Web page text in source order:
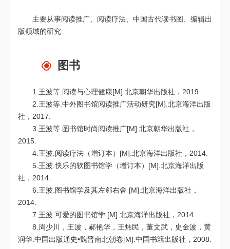
主要从事阅读推广、阅读疗法、中国古代读书图、编辑出
版领域的研究
图书
1.王波等.阅读与心理健康[M].北京朝华出版社，2019.
2.王波等.中外图书馆阅读推广活动研究[M].北京海洋出版
社，2017.
3.王波等.图书馆时尚阅读推广[M].北京朝华出版社，
2015.
4.王波.阅读疗法（增订本）[M].北京海洋出版社，2014.
5.王波.快乐的软图书馆学（增订本）[M].北京海洋出版
社，2014.
6.王波.图书馆学及其左邻右舍 [M].北京海洋出版社，
2014.
7.王波.可爱的图书馆学 [M].北京海洋出版社，2014.
8.周少川，王波，郝艳华，王炜民，董文武，史金波，黄
润华.中国出版通史•魏晋南北朝卷[M].中国书籍出版社，2008.